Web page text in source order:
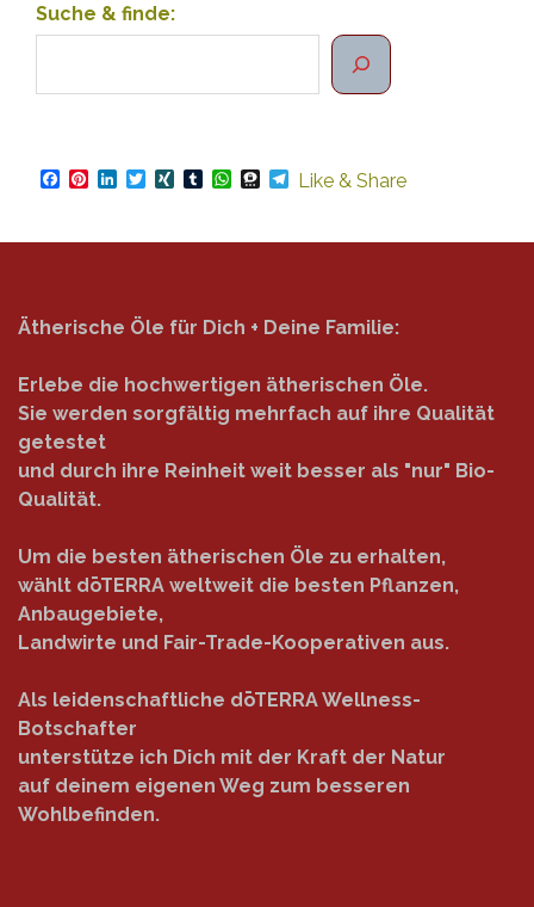
Suche & finde:
Facebook
Pinterest
LinkedIn
TwitterXINGTumblrWhatsApp
ThreemaTelegram
Like & Share
Ätherische Öle für Dich + Deine Familie:
Erlebe die hochwertigen ätherischen Öle.
Sie werden sorgfältig mehrfach auf ihre Qualität
getestet
und durch ihre Reinheit weit besser als "nur" Bio-
Qualität.
Um die besten ätherischen Öle zu erhalten,
wählt dōTERRA weltweit die besten Pflanzen,
Anbaugebiete,
Landwirte und Fair-Trade-Kooperativen aus.
Als leidenschaftliche dōTERRA Wellness-
Botschafter
unterstütze ich Dich mit der Kraft der Natur
auf deinem eigenen Weg zum besseren
Wohlbefinden.